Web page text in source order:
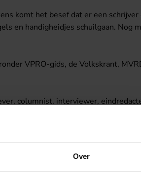
Over
komt het besef dat er een schrijver
en handigheidjes schuilgaan. Nog
VPRO-gids, de Volkskrant,
columnist, interviewer,
in staat ben het beste in
zodat die nog beter wordt.’
bij Perswetenschappen in